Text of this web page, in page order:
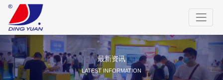
最新资讯
LATEST INFORMATION